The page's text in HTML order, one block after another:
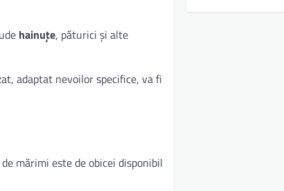
hainuțe, păturici și alte
adaptat nevoilor specifice, va fi
mărimi este de obicei disponibil